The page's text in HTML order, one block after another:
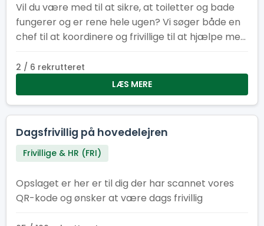
Vil du være med til at sikre, at toiletter og bade
fungerer og er rene hele ugen? Vi søger både en
chef til at koordinere og frivillige til at hjælpe med
2 / 6 rekrutteret
LÆS MERE
Dagsfrivillig på hovedelejren
Frivillige & HR (FRI)
Opslaget er her er til dig der har scannet vores
QR-kode og ønsker at være dags frivillig